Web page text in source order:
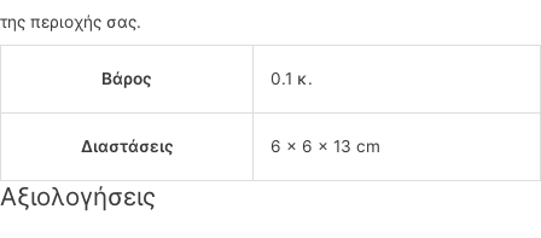
της περιοχής σας.
Βάρος 0.1 κ.
Διαστάσεις 6 × 6 × 13 cm
Αξιολογήσεις